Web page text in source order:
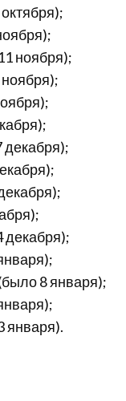
ноября);
декабря);
декабря);
8 января);
января).